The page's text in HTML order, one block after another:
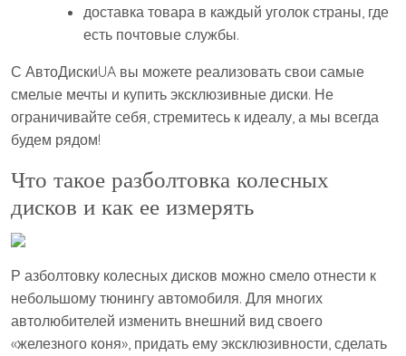
доставка товара в каждый уголок страны, где
есть почтовые службы.
С АвтоДискиUA вы можете реализовать свои самые
смелые мечты и купить эксклюзивные диски. Не
ограничивайте себя, стремитесь к идеалу, а мы всегда
будем рядом!
Что такое разболтовка колесных
дисков и как ее измерять
Р азболтовку колесных дисков можно смело отнести к
небольшому тюнингу автомобиля. Для многих
автолюбителей изменить внешний вид своего
«железного коня», придать ему эксклюзивности, сделать